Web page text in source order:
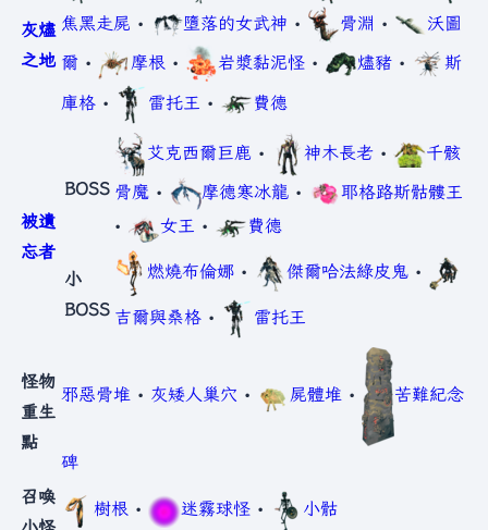
灰燼
之地
焦黑走屍 • 墮落的女武神 • 骨淵 •
沃圖
爾 • 摩根 • 岩漿黏泥怪 • 燼豬 • 斯
庫格 • 雷托王 • 費德
被遺
忘者
BOSS
艾克西爾巨鹿 • 神木長老 • 千骸
骨魔 • 摩德寒冰龍 •
耶格路斯骷髏王
•
女王 • 費德
小
BOSS
燃燒布倫娜 • 傑爾哈法綠皮鬼 •
吉爾與桑格 • 雷托王
怪物
重生
點
邪惡骨堆 • 灰矮人巢穴 • 屍體堆 • 苦難紀念
碑
召喚
樹根 • 迷霧球怪 • 小骷